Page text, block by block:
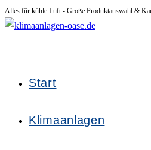
Zum
Inhalt
Alles für kühle Luft - Große Produktauswahl &
Start
Klimaanlagen